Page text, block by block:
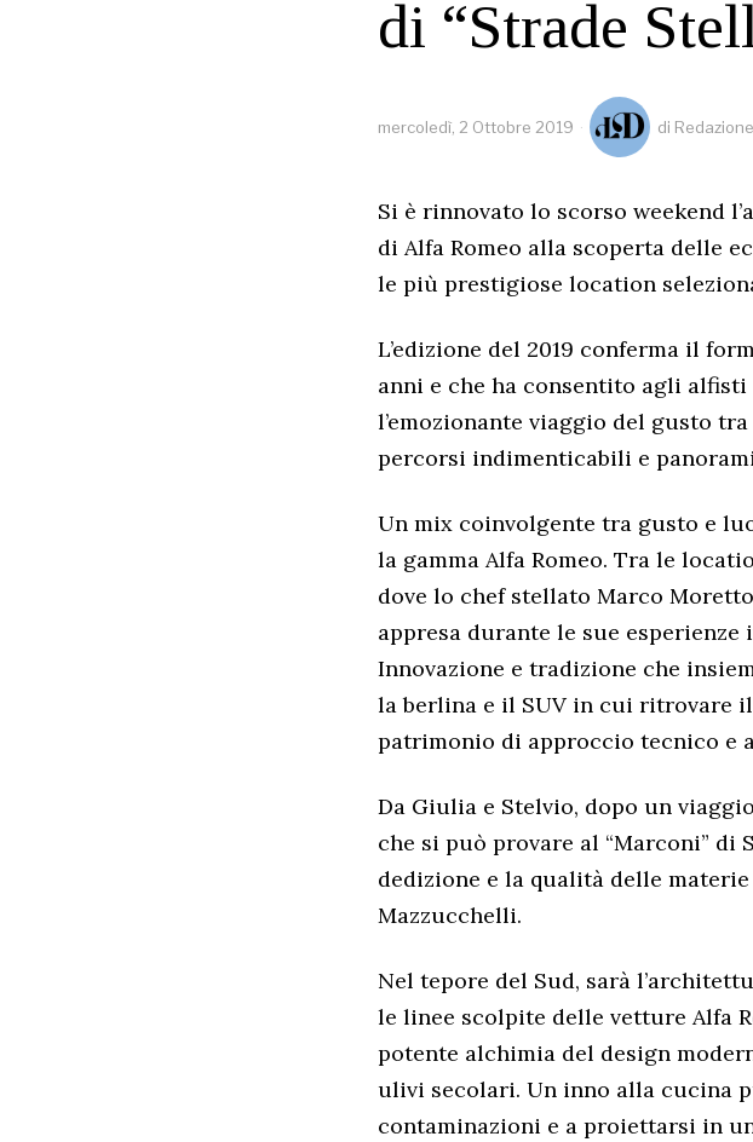
di “Strade
mercoledì, 2 Ottobre 2019 di Redazione
Si è rinnovato lo scorso weekend
di Alfa Romeo alla scoperta delle
le più prestigiose location
L’edizione del 2019 conferma il
anni e che ha consentito agli
l’emozionante viaggio del gusto
percorsi indimenticabili e
Un mix coinvolgente tra gusto e
la gamma Alfa Romeo. Tra le
dove lo chef stellato Marco
appresa durante le sue
Innovazione e tradizione che
la berlina e il SUV in cui ritrovare
patrimonio di approccio tecnico e
Da Giulia e Stelvio, dopo un
che si può provare al “Marconi” di
dedizione e la qualità delle
Mazzucchelli.
Nel tepore del Sud, sarà
le linee scolpite delle vetture Alfa
potente alchimia del design
ulivi secolari. Un inno alla cucina
contaminazioni e a proiettarsi in